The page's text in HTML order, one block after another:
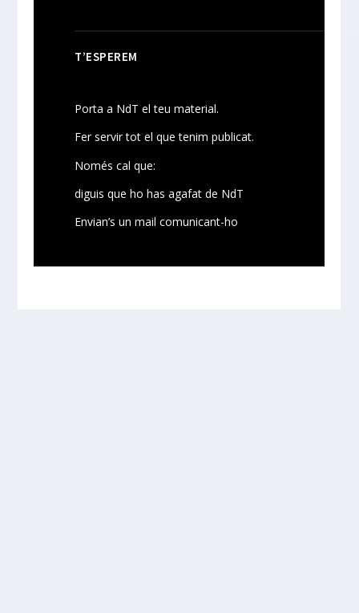
T’ESPEREM
Porta a NdT el teu material.
Fer servir tot el que tenim publicat.
Només cal que:
diguis que ho has agafat de NdT
Envian’s un mail comunicant-ho